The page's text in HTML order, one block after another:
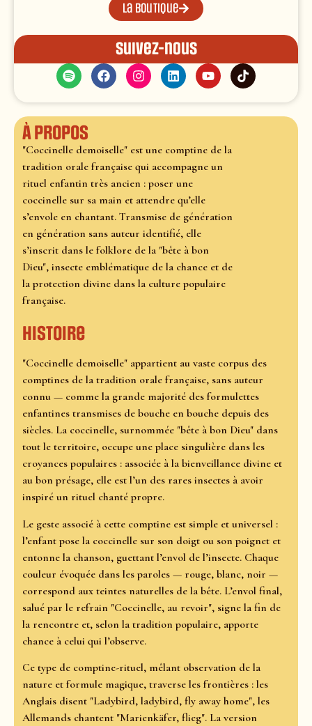
La boutique
Suivez-nous
À propos
"Coccinelle demoiselle" est une comptine de la
tradition orale française qui accompagne un
rituel enfantin très ancien : poser une
coccinelle sur sa main et attendre qu’elle
s’envole en chantant. Transmise de génération
en génération sans auteur identifié, elle
s’inscrit dans le folklore de la "bête à bon
Dieu", insecte emblématique de la chance et de
la protection divine dans la culture populaire
française.
Histoire
"Coccinelle demoiselle" appartient au vaste corpus des
comptines de la tradition orale française, sans auteur
connu — comme la grande majorité des formulettes
enfantines transmises de bouche en bouche depuis des
siècles. La coccinelle, surnommée "bête à bon Dieu" dans
tout le territoire, occupe une place singulière dans les
croyances populaires : associée à la bienveillance divine et
au bon présage, elle est l’un des rares insectes à avoir
inspiré un rituel chanté propre.
Le geste associé à cette comptine est simple et universel :
l’enfant pose la coccinelle sur son doigt ou son poignet et
entonne la chanson, guettant l’envol de l’insecte. Chaque
couleur évoquée dans les paroles — rouge, blanc, noir —
correspond aux teintes naturelles de la bête. L’envol final,
salué par le refrain "Coccinelle, au revoir", signe la fin de
la rencontre et, selon la tradition populaire, apporte
chance à celui qui l’observe.
Ce type de comptine-rituel, mêlant observation de la
nature et formule magique, traverse les frontières : les
Anglais disent "Ladybird, ladybird, fly away home", les
Allemands chantent "Marienkäfer, flieg". La version